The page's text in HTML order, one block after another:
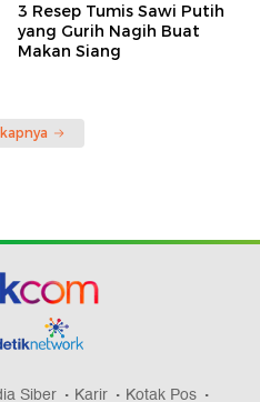
3 Resep Tumis Sawi Putih
yang Gurih Nagih Buat
Makan Siang
Siber Karir Kotak Pos